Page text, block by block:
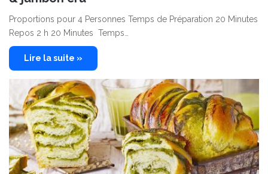
Proportions pour 4 Personnes Temps de Préparation 20 Minutes
Repos 2 h 20 Minutes Temps…
Lire la suite »